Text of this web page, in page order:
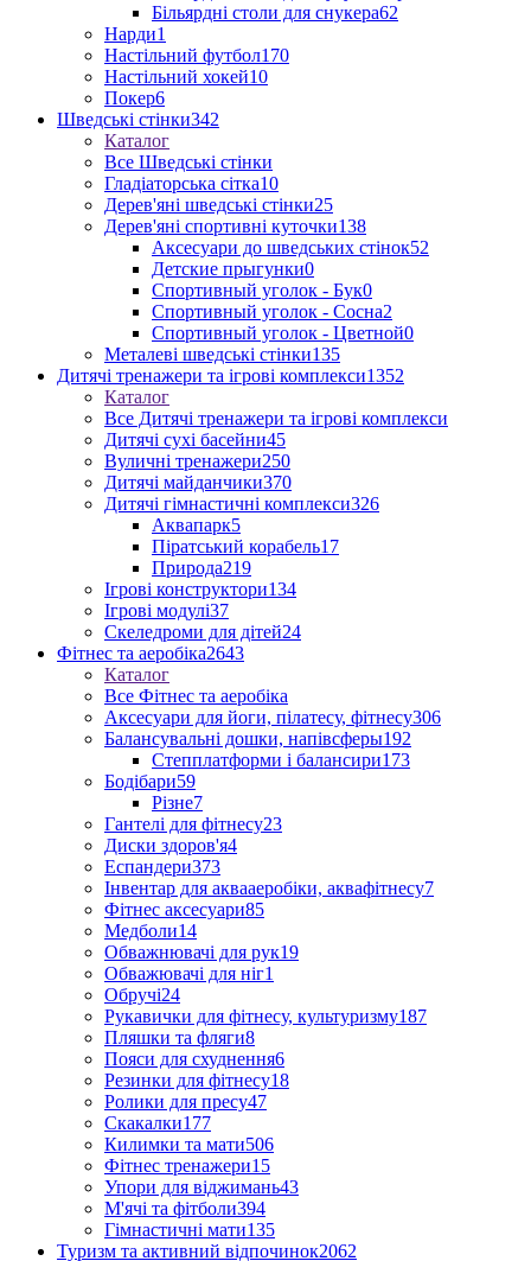
Більярдні столи для снукера62
Нарди1
Настільний футбол170
Настільний хокей10
Покер6
Шведські стінки342
Каталог
Все Шведські стінки
Гладіаторська сітка10
Дерев'яні шведські стінки25
Дерев'яні спортивні куточки138
Аксесуари до шведських стінок52
Детские прыгунки0
Спортивный уголок - Бук0
Спортивный уголок - Сосна2
Спортивный уголок - Цветной0
Металеві шведські стінки135
Дитячі тренажери та ігрові комплекси1352
Каталог
Все Дитячі тренажери та ігрові комплекси
Дитячі сухі басейни45
Вуличні тренажери250
Дитячі майданчики370
Дитячі гімнастичні комплекси326
Аквапарк5
Піратський корабель17
Природа219
Ігрові конструктори134
Ігрові модулі37
Скеледроми для дітей24
Фітнес та аеробіка2643
Каталог
Все Фітнес та аеробіка
Аксесуари для йоги, пілатесу, фітнесу306
Балансувальні дошки, напівсферы192
Степплатформи і балансири173
Бодібари59
Різне7
Гантелі для фітнесу23
Диски здоров'я4
Еспандери373
Інвентар для аквааеробіки, аквафітнесу7
Фітнес аксесуари85
Медболи14
Обважнювачі для рук19
Обважювачі для ніг1
Обручі24
Рукавички для фітнесу, культуризму187
Пляшки та фляги8
Пояси для схуднення6
Резинки для фітнесу18
Ролики для пресу47
Скакалки177
Килимки та мати506
Фітнес тренажери15
Упори для віджимань43
М'ячі та фітболи394
Гімнастичні мати135
Туризм та активний відпочинок2062